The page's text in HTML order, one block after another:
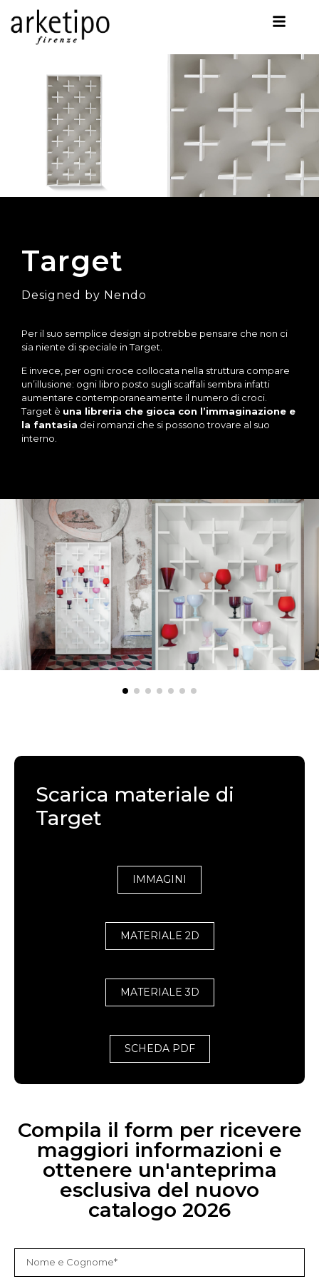
Target
Designed by Nendo
Per il suo semplice design si potrebbe pensare che non ci
sia niente di speciale in Target.
E invece, per ogni croce collocata nella struttura compare
un’illusione: ogni libro posto sugli scaffali sembra infatti
aumentare contemporaneamente il numero di croci.
Target è una libreria che gioca con l’immaginazione e
la fantasia dei romanzi che si possono trovare al suo
interno.
Scarica materiale di
Target
IMMAGINI
MATERIALE 2D
MATERIALE 3D
SCHEDA PDF
Compila il form per ricevere
maggiori informazioni e
ottenere un'anteprima
esclusiva del nuovo
catalogo 2026